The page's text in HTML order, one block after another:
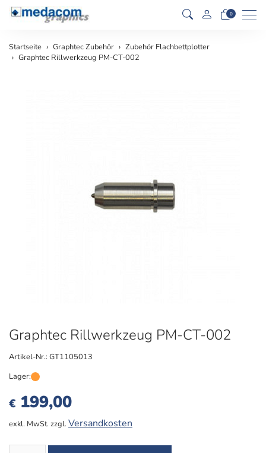
0
Startseite Graphtec Zubehör
Zubehör Flachbettplotter
Graphtec Rillwerkzeug PM-CT-002
Graphtec Rillwerkzeug PM-CT-002
Artikel-Nr.:GT1105013
Lager:
€ 199,00
exkl. MwSt. zzgl. Versandkosten